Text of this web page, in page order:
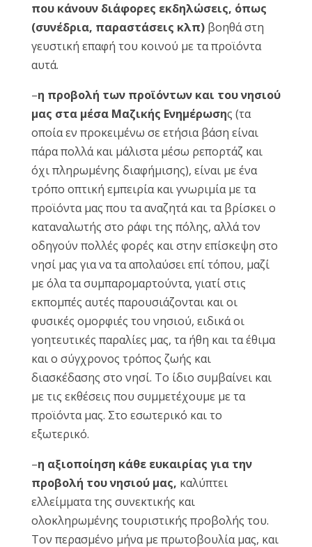
που κάνουν διάφορες εκδηλώσεις, όπως
(συνέδρια, παραστάσεις κλπ)βοηθά στη
γευστική επαφή του κοινού με τα προϊόντα
αυτά.
–η προβολή των προϊόντων και του νησιού
μας στα μέσα Μαζικής Ενημέρωσης (τα
οποία εν προκειμένω σε ετήσια βάση είναι
πάρα πολλά και μάλιστα μέσω ρεπορτάζ και
όχι πληρωμένης διαφήμισης), είναι με ένα
τρόπο οπτική εμπειρία και γνωριμία με τα
προϊόντα μας που τα αναζητά και τα βρίσκει ο
καταναλωτής στο ράφι της πόλης, αλλά τον
οδηγούν πολλές φορές και στην επίσκεψη στο
νησί μας για να τα απολαύσει επί τόπου, μαζί
με όλα τα συμπαρομαρτούντα, γιατί στις
εκπομπές αυτές παρουσιάζονται και οι
φυσικές ομορφιές του νησιού, ειδικά οι
γοητευτικές παραλίες μας, τα ήθη και τα έθιμα
και ο σύγχρονος τρόπος ζωής και
διασκέδασης στο νησί. Το ίδιο συμβαίνει και
με τις εκθέσεις που συμμετέχουμε με τα
προϊόντα μας. Στο εσωτερικό και το
εξωτερικό.
–η αξιοποίηση κάθε ευκαιρίας για την
προβολή του νησιού μας, καλύπτει
ελλείμματα της συνεκτικής και
ολοκληρωμένης τουριστικής προβολής του.
Τον περασμένο μήνα με πρωτοβουλία μας, και